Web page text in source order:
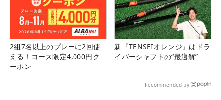
2組7名以上のプレーに2回使
える！コース限定4,000円ク
ーポン
新『TENSEIオレンジ』はドラ
イバーシャフトの“最適解”
Recommended by